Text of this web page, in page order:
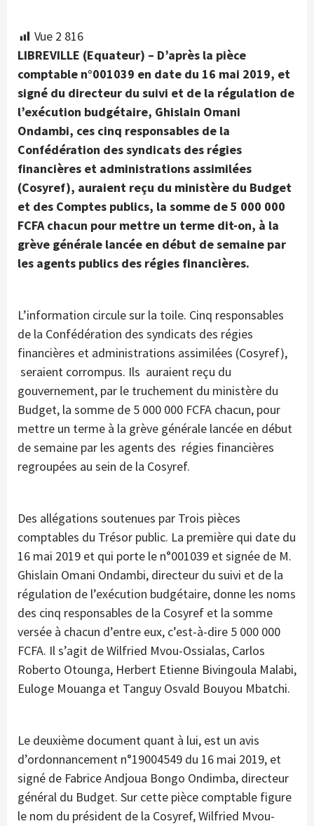
Vue 2 816
LIBREVILLE (Equateur) – D’après la pièce
comptable n°001039 en date du 16 mai 2019, et
signé du directeur du suivi et de la régulation de
l’exécution budgétaire, Ghislain Omani
Ondambi, ces cinq responsables de la
Confédération des syndicats des régies
financières et administrations assimilées
(Cosyref), auraient reçu du ministère du Budget
et des Comptes publics, la somme de 5 000 000
FCFA chacun pour mettre un terme dit-on, à la
grève générale lancée en début de semaine par
les agents publics des régies financières.
L’information circule sur la toile. Cinq responsables
de la Confédération des syndicats des régies
financières et administrations assimilées (Cosyref),
seraient corrompus. Ils auraient reçu du
gouvernement, par le truchement du ministère du
Budget, la somme de 5 000 000 FCFA chacun, pour
mettre un terme à la grève générale lancée en début
de semaine par les agents des régies financières
regroupées au sein de la Cosyref.
Des allégations soutenues par Trois pièces
comptables du Trésor public. La première qui date du
16 mai 2019 et qui porte le n°001039 et signée de M.
Ghislain Omani Ondambi, directeur du suivi et de la
régulation de l’exécution budgétaire, donne les noms
des cinq responsables de la Cosyref et la somme
versée à chacun d’entre eux, c’est-à-dire 5 000 000
FCFA. Il s’agit de Wilfried Mvou-Ossialas, Carlos
Roberto Otounga, Herbert Etienne Bivingoula Malabi,
Euloge Mouanga et Tanguy Osvald Bouyou Mbatchi.
Le deuxième document quant à lui, est un avis
d’ordonnancement n°19004549 du 16 mai 2019, et
signé de Fabrice Andjoua Bongo Ondimba, directeur
général du Budget. Sur cette pièce comptable figure
le nom du président de la Cosyref, Wilfried Mvou-